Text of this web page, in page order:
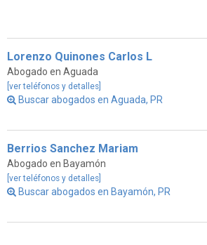
Lorenzo Quinones Carlos L
Abogado en Aguada
[ver teléfonos y detalles]
Buscar abogados en Aguada, PR
Berrios Sanchez Mariam
Abogado en Bayamón
[ver teléfonos y detalles]
Buscar abogados en Bayamón, PR